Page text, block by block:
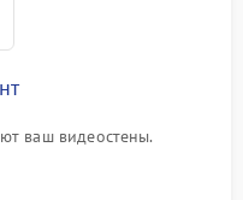
ваш видеостены.